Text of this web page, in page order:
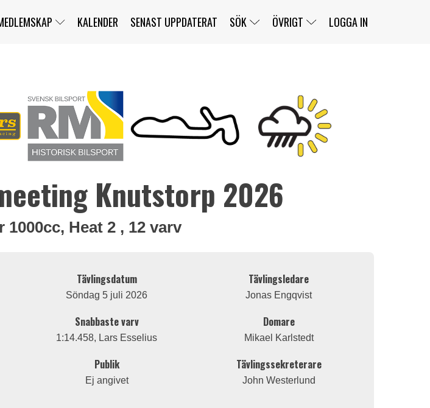
KALENDER SENAST UPPDATERAT SÖK
TÄVLINGAR
FÖRARE
ÖVRIGT
KONTAKT
OM OSS
BENGANS NÖRDSIDA
PRESS
KOMPLETTERA
LÄNKAR
LOGGA IN
Knutstorp 2026
1000cc, Heat 2 , 12 varv
Tävlingsdatum
Söndag 5 juli 2026
Snabbaste varv
1:14.458, Lars Esselius
Publik
Ej angivet
Tävlingsledare
Jonas Engqvist
Domare
Mikael Karlstedt
Tävlingssekreterare
John Westerlund